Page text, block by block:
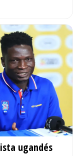
ugandés